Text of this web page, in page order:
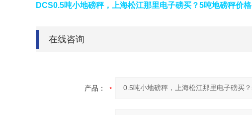
DCS0.5吨小地磅秤，上海松江那里电子磅买？5吨地磅秤价格
在线咨询
产品：